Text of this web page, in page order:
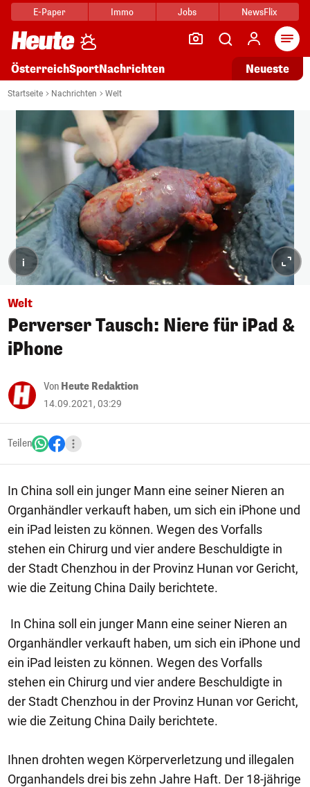
E-Paper Immo Jobs NewsFlix
ÖsterreichSportNachrichten Neueste
Startseite Nachrichten Welt
i
Welt
Perverser Tausch: Niere für iPad &
iPhone
Von Heute Redaktion
14.09.2021, 03:29
Teilen
In China soll ein junger Mann eine seiner Nieren an
Organhändler verkauft haben, um sich ein iPhone und
ein iPad leisten zu können. Wegen des Vorfalls
stehen ein Chirurg und vier andere Beschuldigte in
der Stadt Chenzhou in der Provinz Hunan vor Gericht,
wie die Zeitung China Daily berichtete.
In China soll ein junger Mann eine seiner Nieren an
Organhändler verkauft haben, um sich ein iPhone und
ein iPad leisten zu können. Wegen des Vorfalls
stehen ein Chirurg und vier andere Beschuldigte in
der Stadt Chenzhou in der Provinz Hunan vor Gericht,
wie die Zeitung China Daily berichtete.
Ihnen drohten wegen Körperverletzung und illegalen
Organhandels drei bis zehn Jahre Haft. Der 18-jährige